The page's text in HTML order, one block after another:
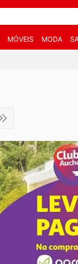
MÓVEIS MODA